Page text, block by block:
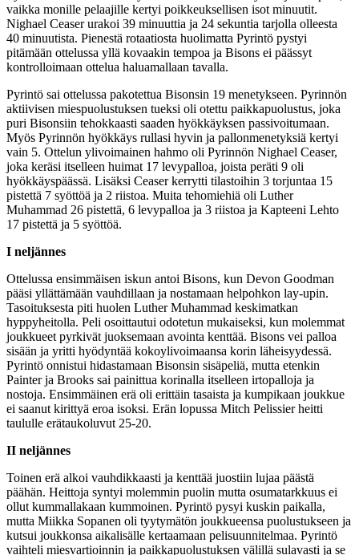
vaikka monille pelaajille kertyi poikkeuksellisen isot minuutit.
Nighael Ceaser urakoi 39 minuuttia ja 24 sekuntia tarjolla olleesta
40 minuutista. Pienestä rotaatiosta huolimatta Pyrintö pystyi
pitämään ottelussa yllä kovaakin tempoa ja Bisons ei päässyt
kontrolloimaan ottelua haluamallaan tavalla.
Pyrintö sai ottelussa pakotettua Bisonsin 19 menetykseen. Pyrinnön
aktiivisen miespuolustuksen tueksi oli otettu paikkapuolustus, joka
puri Bisonsiin tehokkaasti saaden hyökkäyksen passivoitumaan.
Myös Pyrinnön hyökkäys rullasi hyvin ja pallonmenetyksiä kertyi
vain 5. Ottelun ylivoimainen hahmo oli Pyrinnön Nighael Ceaser,
joka keräsi itselleen huimat 17 levypalloa, joista peräti 9 oli
hyökkäyspäässä. Lisäksi Ceaser kerrytti tilastoihin 3 torjuntaa 15
pistettä 7 syöttöä ja 2 riistoa. Muita tehomiehiä oli Luther
Muhammad 26 pistettä, 6 levypalloa ja 3 riistoa ja Kapteeni Lehto
17 pistettä ja 5 syöttöä.
I neljännes
Ottelussa ensimmäisen iskun antoi Bisons, kun Devon Goodman
pääsi yllättämään vauhdillaan ja nostamaan helpohkon lay-upin.
Tasoituksesta piti huolen Luther Muhammad keskimatkan
hyppyheitolla. Peli osoittautui odotetun mukaiseksi, kun molemmat
joukkueet pyrkivät juoksemaan avointa kenttää. Bisons vei palloa
sisään ja yritti hyödyntää kokoylivoimaansa korin läheisyydessä.
Pyrintö onnistui hidastamaan Bisonsin sisäpeliä, mutta etenkin
Painter ja Brooks sai painittua korinalla itselleen irtopalloja ja
nostoja. Ensimmäinen erä oli erittäin tasaista ja kumpikaan joukkue
ei saanut kirittyä eroa isoksi. Erän lopussa Mitch Pelissier heitti
taululle erätaukoluvut 25-20.
II neljännes
Toinen erä alkoi vauhdikkaasti ja kenttää juostiin lujaa päästä
päähän. Heittoja syntyi molemmin puolin mutta osumatarkkuus ei
ollut kummallakaan kummoinen. Pyrintö pysyi kuskin paikalla,
mutta Miikka Sopanen oli tyytymätön joukkueensa puolustukseen ja
kutsui joukkonsa aikalisälle kertaamaan pelisuunnitelmaa. Pyrintö
vaihteli miesvartioinnin ja paikkapuolustuksen välillä sulavasti ja se